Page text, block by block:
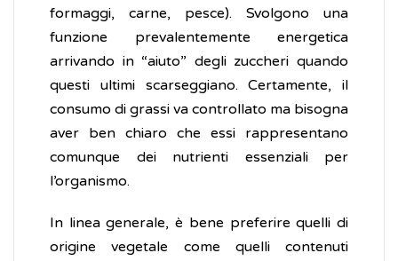
formaggi, carne, pesce). Svolgono una
funzione prevalentemente energetica
arrivando in “aiuto” degli zuccheri quando
questi ultimi scarseggiano. Certamente, il
consumo di grassi va controllato ma bisogna
aver ben chiaro che essi rappresentano
comunque dei nutrienti essenziali per
l’organismo.
In linea generale, è bene preferire quelli di
origine vegetale come quelli contenuti